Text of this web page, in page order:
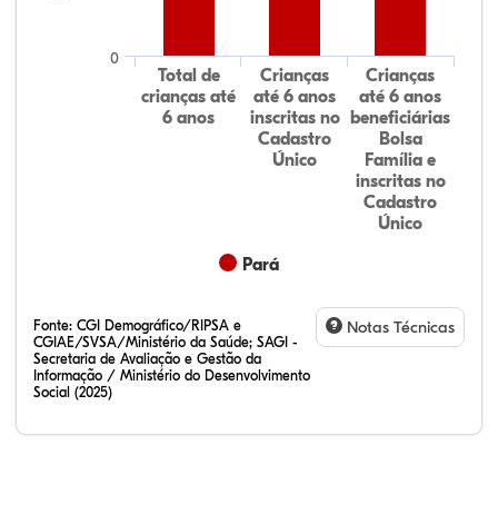
Pará
Total de
crianças até
6 anos
Crianças
até 6 anos
inscritas no
Cadastro
Único
Crianças
até 6 anos
beneficiárias
Bolsa
Família e
inscritas no
Cadastro
Único
0
Fonte: CGI Demográfico/RIPSA e
CGIAE/SVSA/Ministério da Saúde; SAGI -
Secretaria de Avaliação e Gestão da
Informação / Ministério do Desenvolvimento
Social (2025)
Notas Técnicas